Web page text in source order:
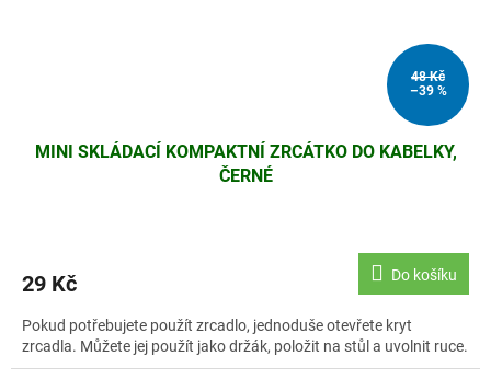
48 Kč
–39 %
MINI SKLÁDACÍ KOMPAKTNÍ ZRCÁTKO DO KABELKY,
ČERNÉ
29 Kč Do košíku
Pokud potřebujete použít zrcadlo, jednoduše otevřete kryt
zrcadla. Můžete jej použít jako držák, položit na stůl a uvolnit ruce.